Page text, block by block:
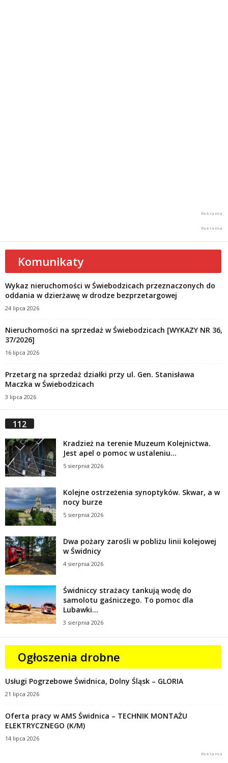
Komunikaty
Wykaz nieruchomości w Świebodzicach przeznaczonych do
oddania w dzierżawę w drodze bezprzetargowej
24 lipca 2026
Nieruchomości na sprzedaż w Świebodzicach [WYKAZY NR 36,
37/2026]
16 lipca 2026
Przetarg na sprzedaż działki przy ul. Gen. Stanisława
Maczka w Świebodzicach
3 lipca 2026
112
Kradzież na terenie Muzeum Kolejnictwa.
Jest apel o pomoc w ustaleniu...
5 sierpnia 2026
Kolejne ostrzeżenia synoptyków. Skwar, a w
nocy burze
5 sierpnia 2026
Dwa pożary zarośli w pobliżu linii kolejowej
w Świdnicy
4 sierpnia 2026
Świdniccy strażacy tankują wodę do
samolotu gaśniczego. To pomoc dla
Lubawki...
3 sierpnia 2026
Ogłoszenia drobne
Usługi Pogrzebowe Świdnica, Dolny Śląsk – GLORIA
21 lipca 2026
Oferta pracy w AMS Świdnica – TECHNIK MONTAŻU
ELEKTRYCZNEGO (K/M)
14 lipca 2026